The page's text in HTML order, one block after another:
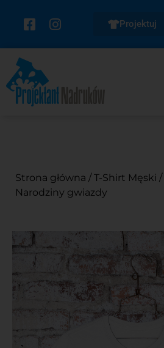
Projektuj
Strona główna /T-Shirt Męski /
Narodziny gwiazdy